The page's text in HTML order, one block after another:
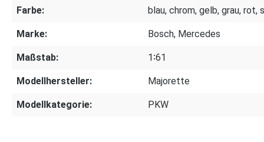
Farbe:
blau, chrom, gelb, grau, rot,
Marke: Bosch, Mercedes
Maßstab: 1∶61
Modellhersteller: Majorette
Modellkategorie: PKW